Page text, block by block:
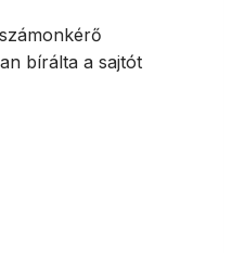
bírálta a sajtót